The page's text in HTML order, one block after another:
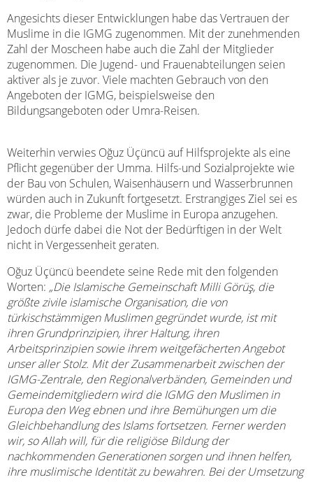
Angesichts dieser Entwicklungen habe das Vertrauen der
Muslime in die IGMG zugenommen. Mit der zunehmenden
Zahl der Moscheen habe auch die Zahl der Mitglieder
zugenommen. Die Jugend- und Frauenabteilungen seien
aktiver als je zuvor. Viele machten Gebrauch von den
Angeboten der IGMG, beispielsweise den
Bildungsangeboten oder Umra-Reisen.
Weiterhin verwies Oğuz Üçüncü auf Hilfsprojekte als eine
Pflicht gegenüber der Umma. Hilfs-und Sozialprojekte wie
der Bau von Schulen, Waisenhäusern und Wasserbrunnen
würden auch in Zukunft fortgesetzt. Erstrangiges Ziel sei es
zwar, die Probleme der Muslime in Europa anzugehen.
Jedoch dürfe dabei die Not der Bedürftigen in der Welt
nicht in Vergessenheit geraten.
Oğuz Üçüncü beendete seine Rede mit den folgenden
Worten: „Die Islamische Gemeinschaft Milli Görüş, die
größte zivile islamische Organisation, die von
türkischstämmigen Muslimen gegründet wurde, ist mit
ihren Grundprinzipien, ihrer Haltung, ihren
Arbeitsprinzipien sowie ihrem weitgefächerten Angebot
unser aller Stolz. Mit der Zusammenarbeit zwischen der
IGMG-Zentrale, den Regionalverbänden, Gemeinden und
Gemeindemitgliedern wird die IGMG den Muslimen in
Europa den Weg ebnen und ihre Bemühungen um die
Gleichbehandlung des Islams fortsetzen. Ferner werden
wir, so Allah will, für die religiöse Bildung der
nachkommenden Generationen sorgen und ihnen helfen,
ihre muslimische Identität zu bewahren. Bei der Umsetzung